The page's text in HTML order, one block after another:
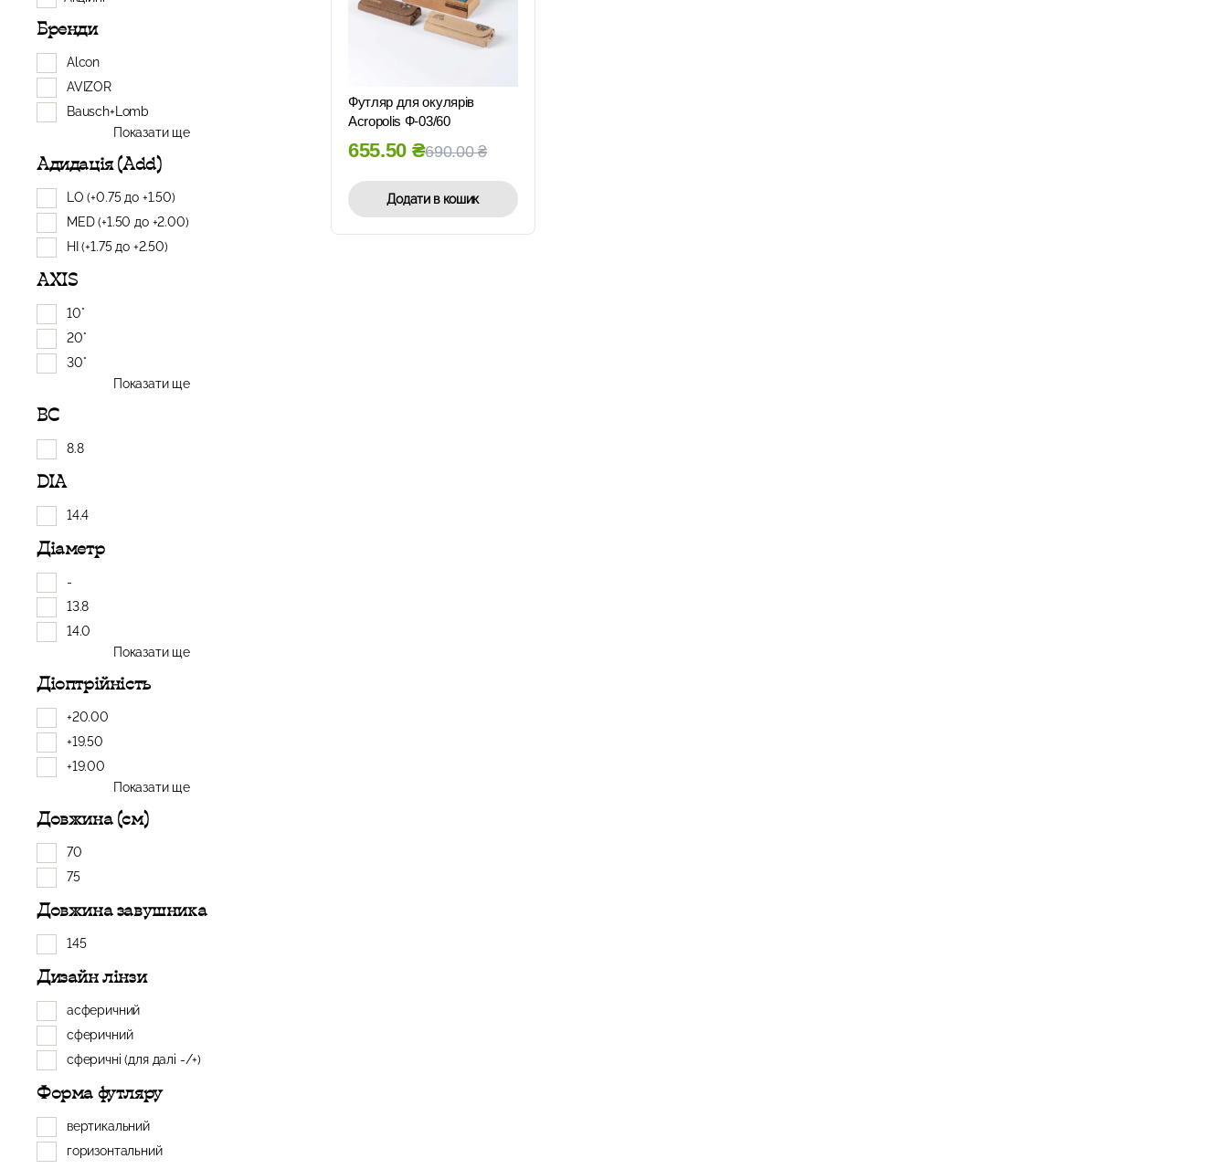
Футляр для окулярів
Acropolis Ф-03/60
690.00₴
655.50 ₴
Додати в кошик
Бренди
Alcon
AVIZOR
Bausch+Lomb
Показати ще
Адидація (Add)
LO (+0.75 до +1.50)
MED (+1.50 до +2.00)
HI (+1.75 до +2.50)
AXIS
10°
20°
30°
Показати ще
BC
8.8
DIA
14.4
Діаметр
-
13.8
14.0
Показати ще
Діоптрійність
+20.00
+19.50
+19.00
Показати ще
Довжина (см)
70
75
Довжина завушника
145
Дизайн лінзи
асферичний
сферичний
сферичні (для далі -/+)
Форма футляру
вертикальний
горизонтальний